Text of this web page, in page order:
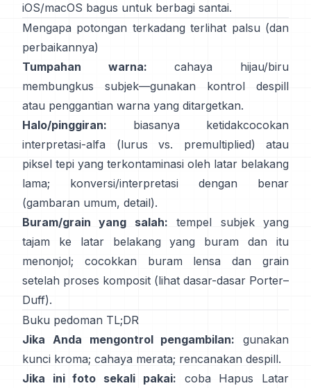
iOS/macOS bagus untuk berbagi santai.
Mengapa potongan terkadang terlihat palsu (dan
perbaikannya)
Tumpahan warna: cahaya hijau/biru
membungkus subjek—gunakan
kontrol despill
atau penggantian warna yang ditargetkan.
Halo/pinggiran: biasanya ketidakcocokan
interpretasi-alfa (lurus vs. premultiplied) atau
piksel tepi yang terkontaminasi oleh latar belakang
lama; konversi/interpretasi dengan benar
(gambaran umum, detail).
Buram/grain yang salah: tempel subjek yang
tajam ke latar belakang yang buram dan itu
menonjol; cocokkan buram lensa dan grain
setelah proses komposit (lihat dasar-dasar Porter–
Duff).
Buku pedoman TL;DR
Jika Anda mengontrol pengambilan: gunakan
kunci kroma; cahaya merata; rencanakan despill.
Jika ini foto sekali pakai: coba Hapus Latar